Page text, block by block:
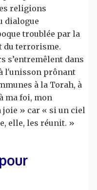
religions
dialogue
troublée par la
du terrorisme.
s’entremêlent dans
l'unisson prônant
à la Torah, à
ma foi, mon
joie » car « si un ciel
elle, les réunit. »